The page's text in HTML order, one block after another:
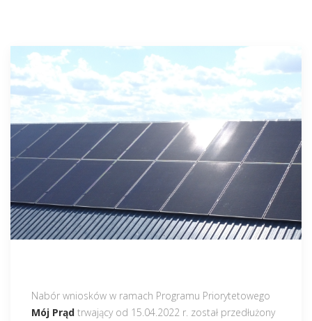
Nabór wniosków w ramach Programu Priorytetowego
Mój Prąd trwający od 15.04.2022 r. został przedłużony